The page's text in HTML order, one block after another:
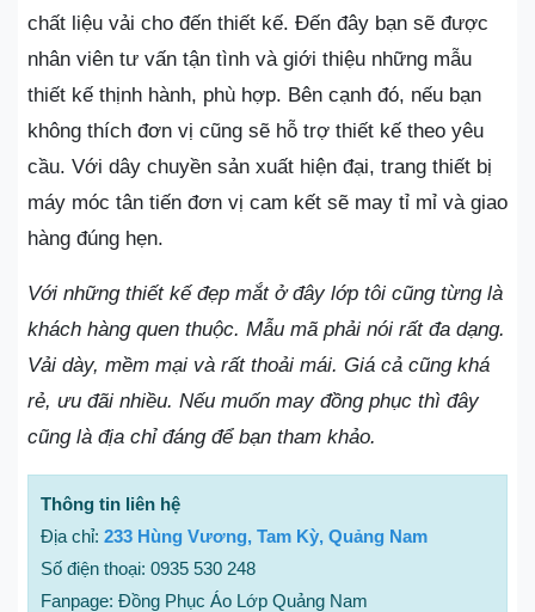
chất liệu vải cho đến thiết kế. Đến đây bạn sẽ được
nhân viên tư vấn tận tình và giới thiệu những mẫu
thiết kế thịnh hành, phù hợp. Bên cạnh đó, nếu bạn
không thích đơn vị cũng sẽ hỗ trợ thiết kế theo yêu
cầu. Với dây chuyền sản xuất hiện đại, trang thiết bị
máy móc tân tiến đơn vị cam kết sẽ may tỉ mỉ và giao
hàng đúng hẹn.
Với những thiết kế đẹp mắt ở đây lớp tôi cũng từng là
khách hàng quen thuộc. Mẫu mã phải nói rất đa dạng.
Vải dày, mềm mại và rất thoải mái. Giá cả cũng khá
rẻ, ưu đãi nhiều. Nếu muốn may đồng phục thì đây
cũng là địa chỉ đáng để bạn tham khảo.
Thông tin liên hệ
Địa chỉ: 233 Hùng Vương, Tam Kỳ, Quảng Nam
Số điện thoại: 0935 530 248
Fanpage: Đồng Phục Áo Lớp Quảng Nam